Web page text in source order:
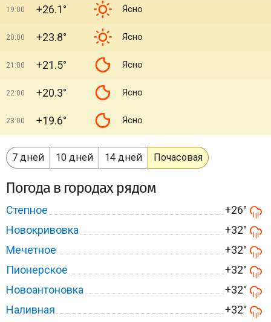
19:00 +26.1° Ясно
20:00 +23.8° Ясно
21:00 +21.5° Ясно
22:00 +20.3° Ясно
23:00 +19.6° Ясно
7 дней 10 дней 14 дней Почасовая
Погода в городах рядом
Степное
+26°
Новокривовка
+32°
Мечетное
+32°
Пионерское
+32°
Новоантоновка
+32°
Наливная
+32°